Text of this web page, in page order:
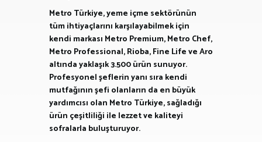
Metro Türkiye, yeme içme sektörünün
tüm ihtiyaçlarını karşılayabilmek için
kendi markası Metro Premium, Metro Chef,
Metro Professional, Rioba, Fine Life ve Aro
altında yaklaşık 3.500 ürün sunuyor.
Profesyonel şeflerin yanı sıra kendi
mutfağının şefi olanların da en büyük
yardımcısı olan Metro Türkiye, sağladığı
ürün çeşitliliği ile lezzet ve kaliteyi
sofralarla buluşturuyor.